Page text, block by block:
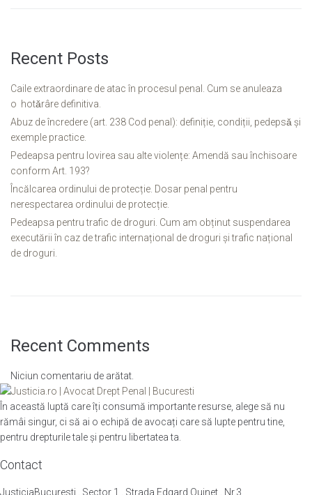
Recent Posts
Caile extraordinare de atac în procesul penal. Cum se anuleaza
o hotǎrâre definitiva.
Abuz de încredere (art. 238 Cod penal): definiție, condiții, pedepsǎ și
exemple practice.
Pedeapsa pentru lovirea sau alte violențe: Amendă sau închisoare
conform Art. 193?
Încălcarea ordinului de protecție. Dosar penal pentru
nerespectarea ordinului de protecție.
Pedeapsa pentru trafic de droguri. Cum am obținut suspendarea
executării în caz de trafic internațional de droguri și trafic național
de droguri.
Recent Comments
Niciun comentariu de arătat.
În această luptă care îți consumă importante resurse, alege să nu
rămâi singur, ci să ai o echipă de avocați care să lupte pentru tine,
pentru drepturile tale și pentru libertatea ta.
Contact
JusticiaBucuresti , Sector 1 , Strada Edgard Quinet , Nr.3